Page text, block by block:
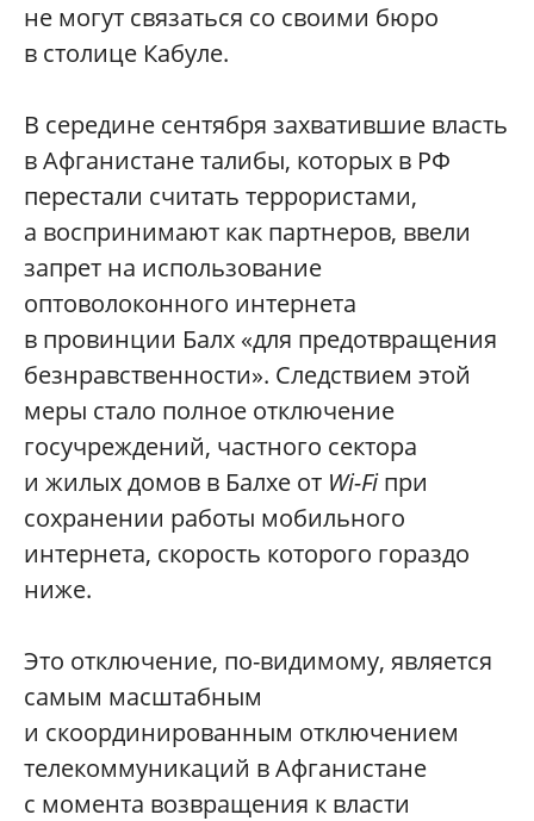
не могут связаться со своими бюро
в столице Кабуле.
В середине сентября захватившие власть
в Афганистане талибы, которых в РФ
перестали считать террористами,
а воспринимают как партнеров, ввели
запрет на использование
оптоволоконного интернета
в провинции Балх «для предотвращения
безнравственности». Следствием этой
меры стало полное отключение
госучреждений, частного сектора
и жилых домов в Балхе от Wi-Fiпри
сохранении работы мобильного
интернета, скорость которого гораздо
ниже.
Это отключение, по-видимому, является
самым масштабным
и скоординированным отключением
телекоммуникаций в Афганистане
с момента возвращения к власти